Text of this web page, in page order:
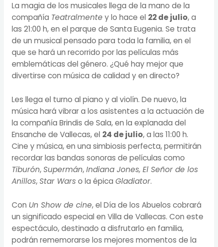
La magia de los musicales llega de la mano de la
compañía Teatralmente y lo hace el 22 de julio, a
las 21:00 h, en el parque de Santa Eugenia. Se trata
de un musical pensado para toda la familia, en el
que se hará un recorrido por las películas más
emblemáticas del género. ¿Qué hay mejor que
divertirse con música de calidad y en directo?
Les llega el turno al piano y al violín. De nuevo, la
música hará vibrar a los asistentes a la actuación de
la compañía Brindis de Sala, en la explanada del
Ensanche de Vallecas, el 24 de julio, a las 11:00 h.
Cine y música, en una simbiosis perfecta, permitirán
recordar las bandas sonoras de películas como
Tiburón,Supermán,Indiana Jones, El Señor de los
Anillos,Star Warso la épica Gladiator.
Con Un Show de cine, el Día de los Abuelos cobrará
un significado especial en Villa de Vallecas. Con este
espectáculo, destinado a disfrutarlo en familia,
podrán rememorarse los mejores momentos de la